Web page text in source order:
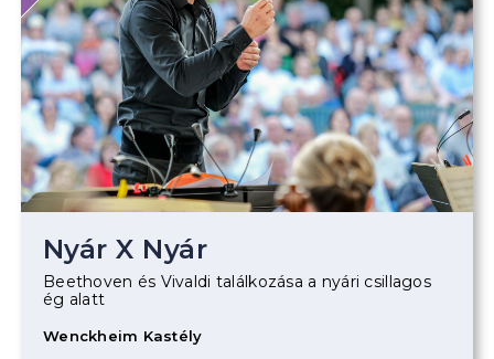
Nyár X Nyár
Beethoven és Vivaldi találkozása a nyári csillagos
ég alatt
Wenckheim Kastély